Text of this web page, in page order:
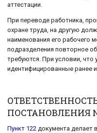
аттестации.
При переводе работника,
охране труда, на другую
наименования его рабочего
подразделения повторное
требуются. При условии, что
идентифицированные ранее
ПОСТАНОВЛЕНИЯ
Пункт 122 документа делает